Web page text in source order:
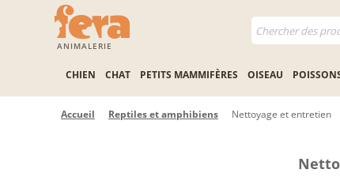
ANIMALERIE
CHIEN CHAT PETITS MAMMIFÈRES OISEAU
Accueil Reptiles et amphibiens Nettoyage et entretien